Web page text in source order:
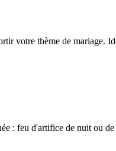
votre thème de mariage.
: feu d'artifice de nuit ou